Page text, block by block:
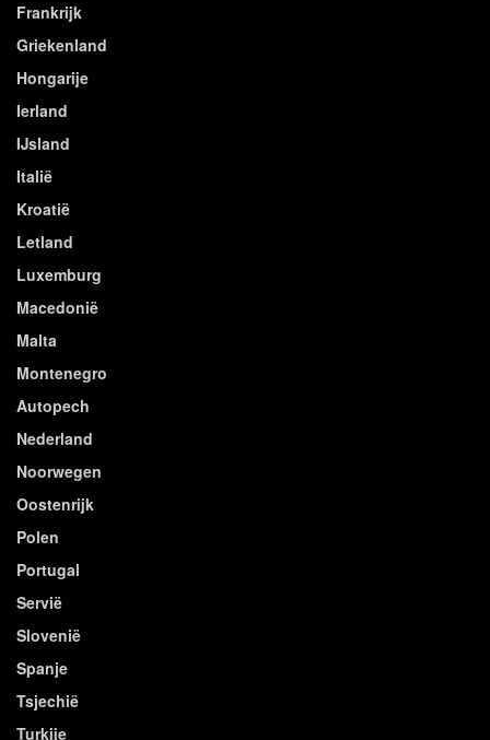
Frankrijk
Griekenland
Hongarije
Ierland
IJsland
Italië
Kroatië
Letland
Luxemburg
Macedonië
Malta
Montenegro
Autopech
Nederland
Noorwegen
Oostenrijk
Polen
Portugal
Servië
Slovenië
Spanje
Tsjechië
Turkije